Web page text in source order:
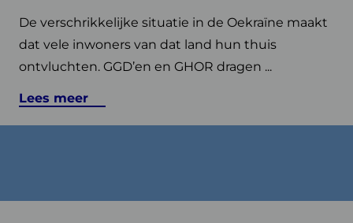
De verschrikkelijke situatie in de Oekraïne maakt
dat vele inwoners van dat land hun thuis
ontvluchten. GGD’en en GHOR dragen ...
Lees meer